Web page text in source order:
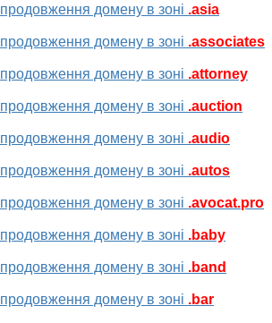
продовження домену в зоні .asia
продовження домену в зоні .associates
продовження домену в зоні .attorney
продовження домену в зоні .auction
продовження домену в зоні .audio
продовження домену в зоні .autos
продовження домену в зоні .avocat.pro
продовження домену в зоні .baby
продовження домену в зоні .band
продовження домену в зоні .bar